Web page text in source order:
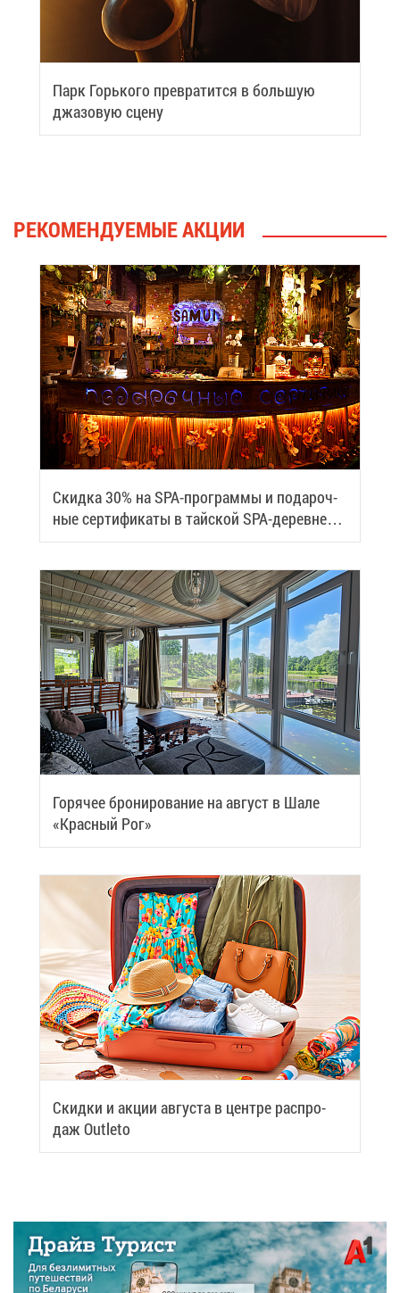
Парк Горь­ко­го пре­вра­тит­ся в боль­шую
джа­зо­вую сце­ну
РЕ­КО­МЕН­ДУ­Е­МЫЕ АК­ЦИИ
Скид­ка 30% на SPA-про­грам­мы и по­да­роч­
ные сер­ти­фи­ка­ты в тай­ской SPA-де­ревне
Samui
Го­ря­чее бро­ни­ро­ва­ние на ав­густ в Ша­ле
«Крас­ный Рог»
Скид­ки и ак­ции ав­гу­ста в цен­тре рас­про­
даж Outleto